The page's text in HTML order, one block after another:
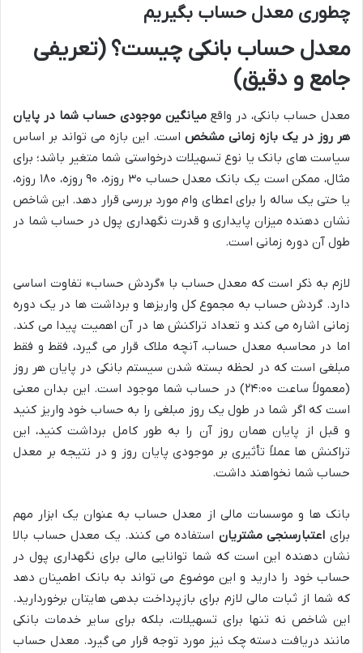
چطوری معدل حساب بگیریم
معدل حساب بانکی چیست؟ (تعریفی
جامع و دقیق)
معدل حساب بانکی، در واقعمیانگین موجودی حساب شما در پایان
هر روز در یک بازه زمانی مشخص است. این بازه می تواند بر اساس
سیاست های بانک یا نوع تسهیلات درخواستی شما متغیر باشد؛ برای
مثال، ممکن است یک بانک معدل حساب ۳۰ روزه، ۹۰ روزه، ۱۸۰ روزه،
یا حتی یک ساله را برای اعطای وام مورد بررسی قرار دهد. این شاخص
نشان دهنده میزان پایداری و قدرت نگهداری پول در حساب شما در
طول آن دوره زمانی است.
لازم به ذکر است که معدل حساب با «گردش حساب» تفاوت اساسی
دارد. گردش حساب به مجموع کل واریزها و برداشت ها در یک دوره
زمانی اشاره می کند و تعداد تراکنش ها در آن اهمیت پیدا می کند.
اما در محاسبه معدل حساب، آنچه ملاک قرار می گیرد، فقط و فقط
مبلغی است که در لحظه بسته شدن سیستم بانکی در پایان هر روز
(معمولاً ساعت ۲۴:۰۰) در حساب شما موجود است. این بدان معنی
است که اگر شما در طول یک روز مبلغی را به حساب خود واریز کنید
و قبل از پایان همان روز آن را به طور کامل برداشت کنید، این
تراکنش ها عملاً تأثیری بر موجودی پایان روز و در نتیجه بر معدل
حساب شما نخواهند داشت.
بانک ها و موسسات مالی از معدل حساب به عنوان یک ابزار مهم
برای اعتبارسنجی مشتریان استفاده می کنند. یک معدل حساب بالا
نشان دهنده این است که شما توانایی مالی برای نگهداری پول در
حساب خود را دارید و این موضوع می تواند به بانک اطمینان دهد
که شما از ثبات مالی لازم برای بازپرداخت بدهی هایتان برخوردارید.
این شاخص نه تنها برای تسهیلات، بلکه برای سایر خدمات بانکی
مانند دریافت دسته چک نیز مورد توجه قرار می گیرد. معدل حساب